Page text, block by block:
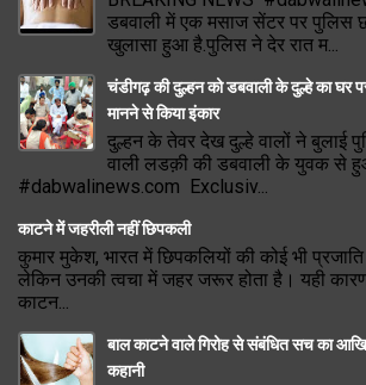
डबवाली में एक मसाज सेंटर पर पुलिस
खुलासा हुआ है.पुलिस ने देर रात म...
चंडीगढ़ की दुल्हन को डबवाली के दुल्हे का घर
मानने से किया इंकार
दुल्हन के तेवर देख दुल्हे वालों ने बुलाई
वाली लडक़ी की डबवाली के युवक से
#dabwalinews.com Exclusiv...
काटने में जहरीली नहीं छिपकली
कुमार मुकेश, भारत में छिपकलियों की कोई भी प्रजाति
लेकिन उनकी त्वचा में जहर जरूर होता है। यही
काटन...
बाल काटने वाले गिरोह से संबंधित सच का
कहानी